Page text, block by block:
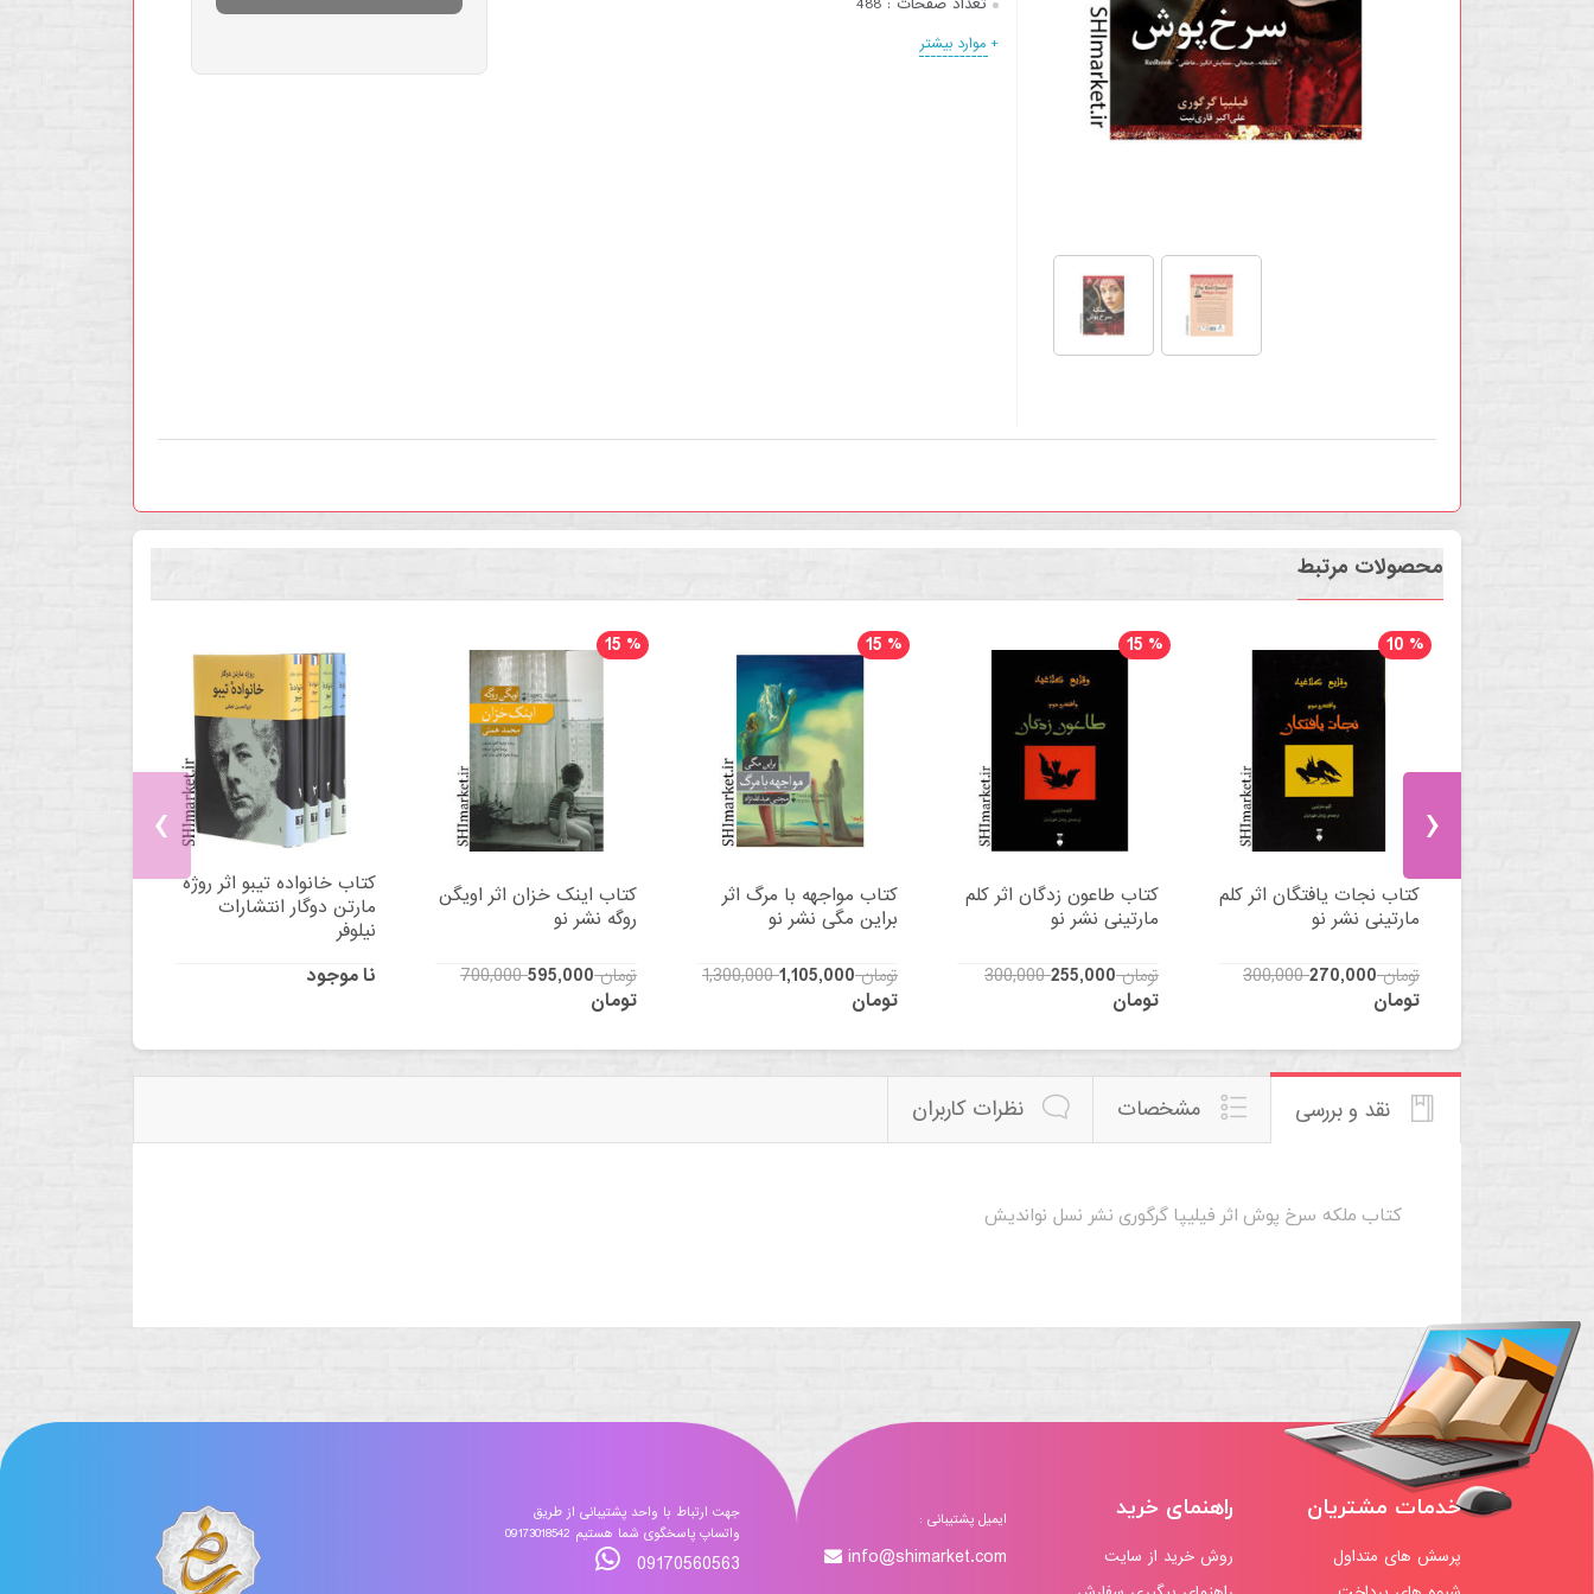
+ موارد بیشتر
محصولات مرتبط
کتاب خانواده تیبو اثر روژه
مارتن دوگار انتشارات
نیلوفر
نا موجود
کتاب اینک خزان اثر اویگن
روگه نشر نو
15 %
700,000 تومان595,000
تومان
کتاب مواجهه با مرگ اثر
براین مگی نشر نو
15 %
1,300,000 تومان1,105,000
تومان
کتاب طاعون زدگان اثر کلم
مارتینی نشر نو
15 %
300,000 تومان255,000
تومان
کتاب نجات یافتگان اثر کلم
مارتینی نشر نو
10 %
300,000 تومان270,000
تومان
‹ ›
نقد و بررسی مشخصات نظرات کاربران
کتاب ملکه سرخ پوش اثر فیلیپا گرگوری نشر نسل نواندیش
خدمات مشتریان
پرسش های متداول
راهنمای خرید
روش خرید از سایت
ایمیل پشتیبانی :
info@shimarket.com
جهت ارتباط با واحد پشتیبانی از طریق
واتساپ پاسخگوی شما هستیم 09173018542
09170560563